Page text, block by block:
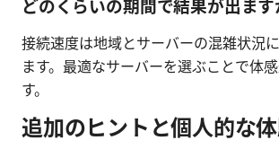
どのくらいの期間で結果が出ます
接続速度は地域とサーバーの混雑状況
ます。最適なサーバーを選ぶことで体
す。
追加のヒントと個人的な